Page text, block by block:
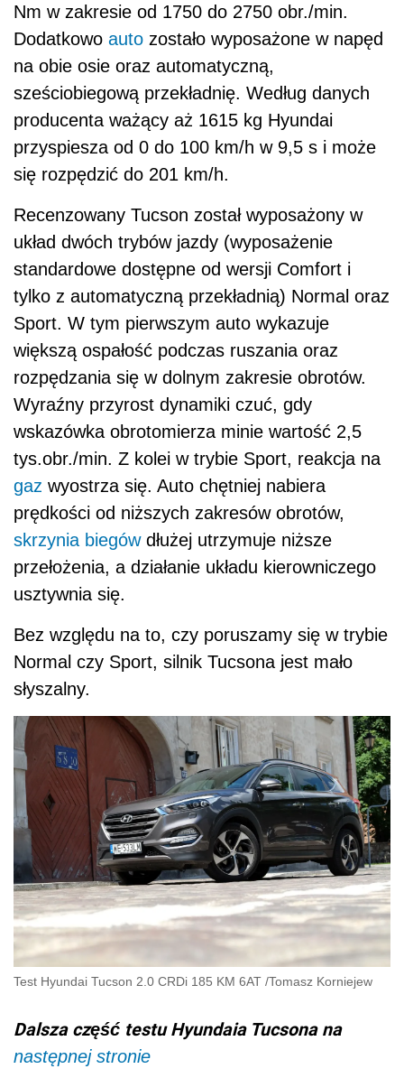
Nm w zakresie od 1750 do 2750 obr./min.
Dodatkowo auto zostało wyposażone w napęd
na obie osie oraz automatyczną,
sześciobiegową przekładnię. Według danych
producenta ważący aż 1615 kg Hyundai
przyspiesza od 0 do 100 km/h w 9,5 s i może
się rozpędzić do 201 km/h.
Recenzowany Tucson został wyposażony w
układ dwóch trybów jazdy (wyposażenie
standardowe dostępne od wersji Comfort i
tylko z automatyczną przekładnią) Normal oraz
Sport. W tym pierwszym auto wykazuje
większą ospałość podczas ruszania oraz
rozpędzania się w dolnym zakresie obrotów.
Wyraźny przyrost dynamiki czuć, gdy
wskazówka obrotomierza minie wartość 2,5
tys.obr./min. Z kolei w trybie Sport, reakcja na
gaz wyostrza się. Auto chętniej nabiera
prędkości od niższych zakresów obrotów,
skrzynia biegówdłużej utrzymuje niższe
przełożenia, a działanie układu kierowniczego
usztywnia się.
Bez względu na to, czy poruszamy się w trybie
Normal czy Sport, silnik Tucsona jest mało
słyszalny.
Test Hyundai Tucson 2.0 CRDi 185 KM 6AT /Tomasz Korniejew
Dalsza część testu Hyundaia Tucsona na
następnej stronie